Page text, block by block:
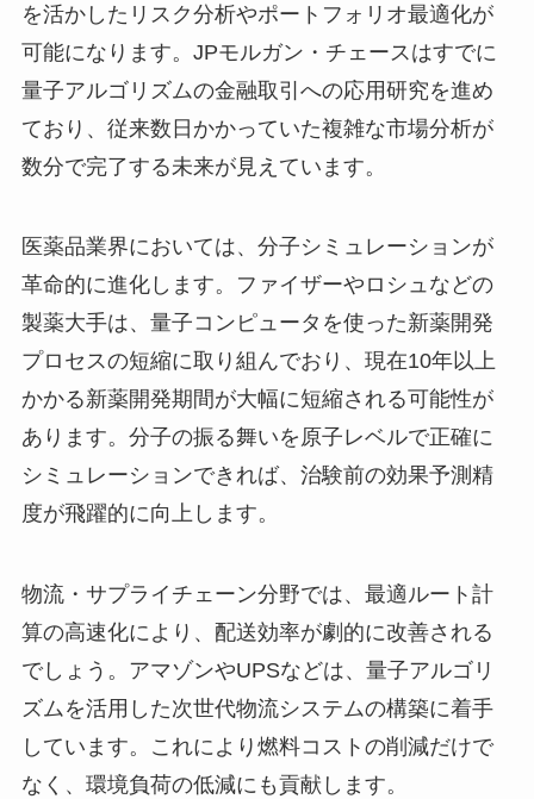
を活かしたリスク分析やポートフォリオ最適化が
可能になります。JPモルガン・チェースはすでに
量子アルゴリズムの金融取引への応用研究を進め
ており、従来数日かかっていた複雑な市場分析が
数分で完了する未来が見えています。
医薬品業界においては、分子シミュレーションが
革命的に進化します。ファイザーやロシュなどの
製薬大手は、量子コンピュータを使った新薬開発
プロセスの短縮に取り組んでおり、現在10年以上
かかる新薬開発期間が大幅に短縮される可能性が
あります。分子の振る舞いを原子レベルで正確に
シミュレーションできれば、治験前の効果予測精
度が飛躍的に向上します。
物流・サプライチェーン分野では、最適ルート計
算の高速化により、配送効率が劇的に改善される
でしょう。アマゾンやUPSなどは、量子アルゴリ
ズムを活用した次世代物流システムの構築に着手
しています。これにより燃料コストの削減だけで
なく、環境負荷の低減にも貢献します。